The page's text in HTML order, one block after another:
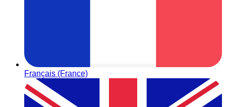
Français (France)